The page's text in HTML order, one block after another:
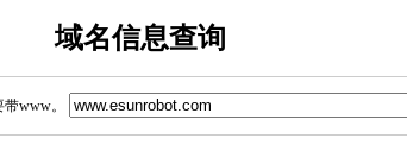
域名信息查询
www。